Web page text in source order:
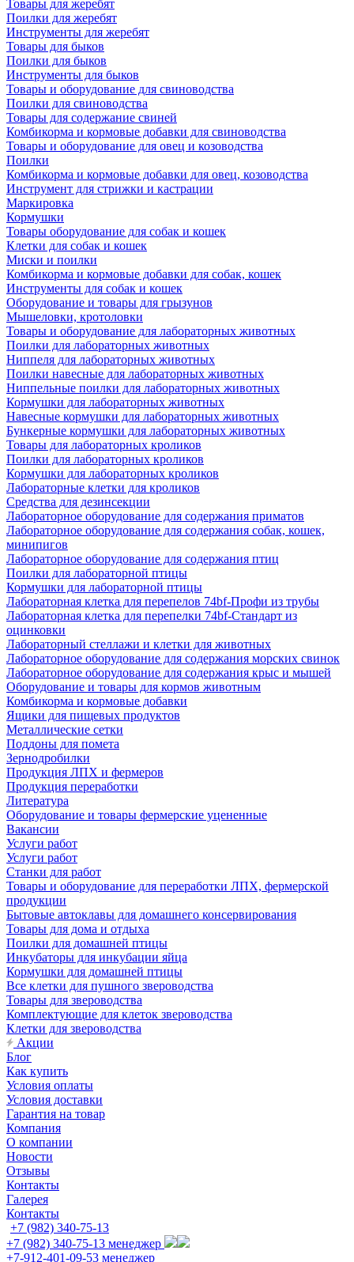
Товары для жеребят
Поилки для жеребят
Инструменты для жеребят
Товары для быков
Поилки для быков
Инструменты для быков
Товары и оборудование для свиноводства
Поилки для свиноводства
Товары для содержание свиней
Комбикорма и кормовые добавки для свиноводства
Товары и оборудование для овец и козоводства
Поилки
Комбикорма и кормовые добавки для овец, козоводства
Инструмент для стрижки и кастрации
Маркировка
Кормушки
Товары оборудование для собак и кошек
Клетки для собак и кошек
Миски и поилки
Комбикорма и кормовые добавки для собак, кошек
Инструменты для собак и кошек
Оборудование и товары для грызунов
Мышеловки, кротоловки
Товары и оборудование для лабораторных животных
Поилки для лабораторных животных
Ниппеля для лабораторных животных
Поилки навесные для лабораторных животных
Ниппельные поилки для лабораторных животных
Кормушки для лабораторных животных
Навесные кормушки для лабораторных животных
Бункерные кормушки для лабораторных животных
Товары для лабораторных кроликов
Поилки для лабораторных кроликов
Кормушки для лабораторных кроликов
Лабораторные клетки для кроликов
Средства для дезинсекции
Лабораторное оборудование для содержания приматов
Лабораторное оборудование для содержания собак, кошек,
минипигов
Лабораторное оборудование для содержания птиц
Поилки для лабораторной птицы
Кормушки для лабораторной птицы
Лабораторная клетка для перепелов 74bf-Профи из трубы
Лабораторная клетка для перепелки 74bf-Стандарт из
оцинковки
Лабораторный стеллажи и клетки для животных
Лабораторное оборудование для содержания морских свинок
Лабораторное оборудование для содержания крыс и мышей
Оборудование и товары для кормов животным
Комбикорма и кормовые добавки
Ящики для пищевых продуктов
Металлические сетки
Поддоны для помета
Зернодробилки
Продукция ЛПХ и фермеров
Продукция переработки
Литература
Оборудование и товары фермерские уцененные
Вакансии
Услуги работ
Услуги работ
Станки для работ
Товары и оборудование для переработки ЛПХ, фермерской
продукции
Бытовые автоклавы для домашнего консервирования
Товары для дома и отдыха
Поилки для домашней птицы
Инкубаторы для инкубации яйца
Кормушки для домашней птицы
Все клетки для пушного звероводства
Товары для звероводства
Комплектующие для клеток звероводства
Клетки для звероводства
Акции
Блог
Как купить
Условия оплаты
Условия доставки
Гарантия на товар
Компания
О компании
Новости
Отзывы
Контакты
Галерея
Контакты
+7 (982) 340-75-13
+7 (982) 340-75-13 менеджер
+7-912-401-09-53 менеджер